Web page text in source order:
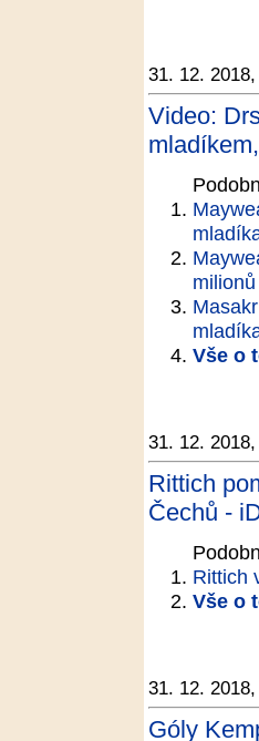
31. 12.
Video:
Vše o
31. 12.
Rittich
Čechů -
Rittich
Vše o
31. 12.
Góly